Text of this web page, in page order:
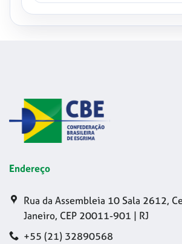
Endereço
Rua da Assembleia 10 Sala 2612,
Janeiro, CEP 20011-901 | RJ
+55 (21) 32890568